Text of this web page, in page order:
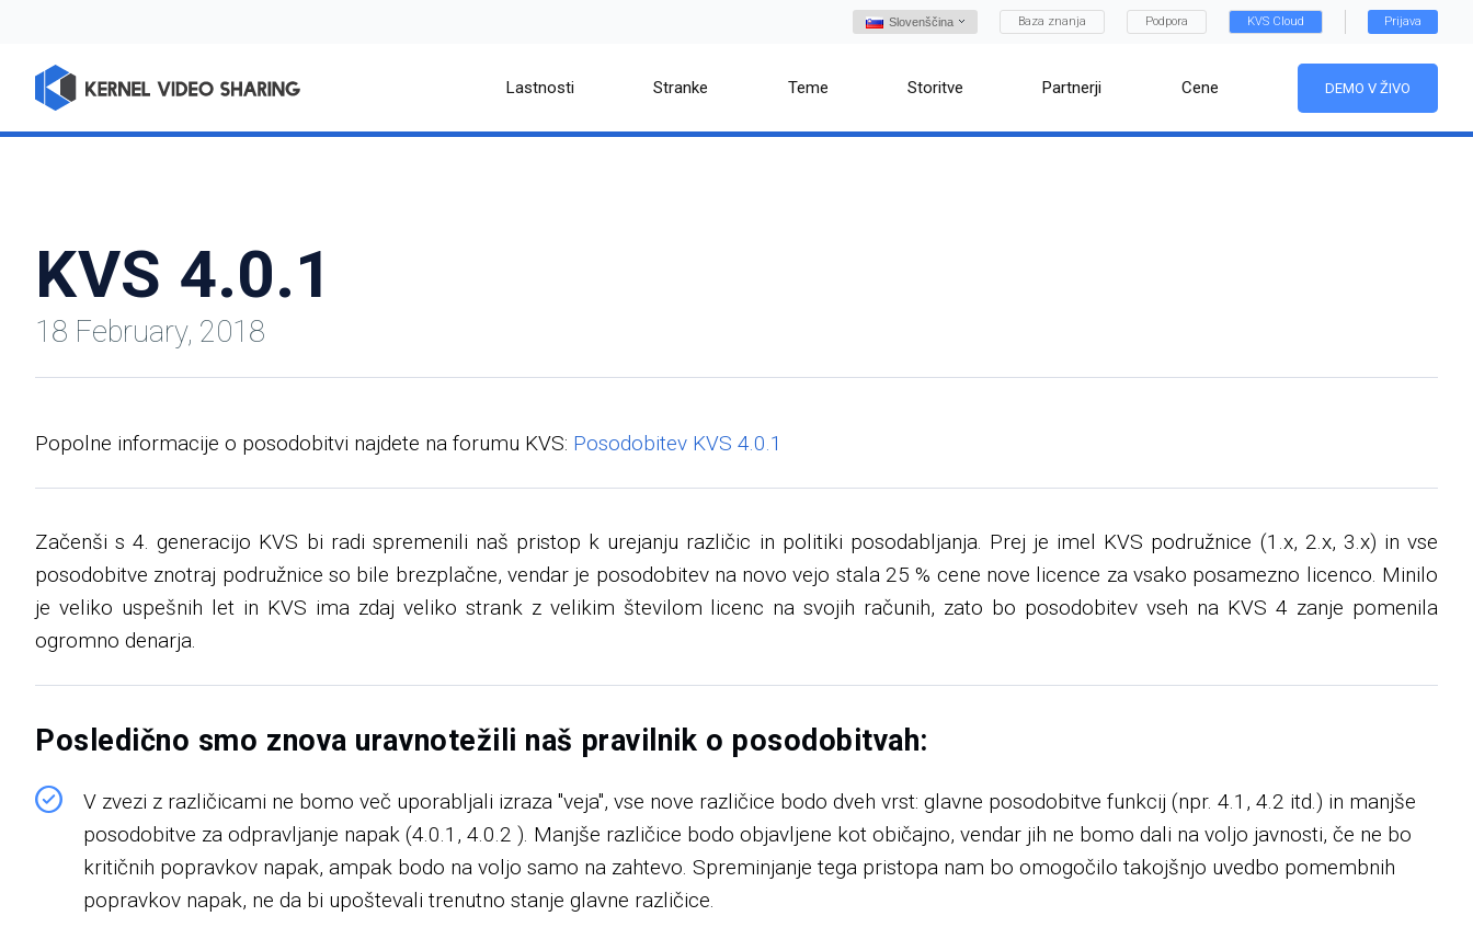
Slovenščina Baza znanja Podpora KVS Cloud Prijava
Lastnosti Stranke Teme Storitve Partnerji Cene DEMO V ŽIVO
KVS 4.0.1
18 February, 2018
Popolne informacije o posodobitvi najdete na forumu KVS: Posodobitev KVS 4.0.1
Začenši s 4. generacijo KVS bi radi spremenili naš pristop k urejanju različic in politiki posodabljanja. Prej je imel KVS podružnice (1.x, 2.x, 3.x) in vse
posodobitve znotraj podružnice so bile brezplačne, vendar je posodobitev na novo vejo stala 25 % cene nove licence za vsako posamezno licenco. Minilo
je veliko uspešnih let in KVS ima zdaj veliko strank z velikim številom licenc na svojih računih, zato bo posodobitev vseh na KVS 4 zanje pomenila
ogromno denarja.
Posledično smo znova uravnotežili naš pravilnik o posodobitvah:
V zvezi z različicami ne bomo več uporabljali izraza "veja", vse nove različice bodo dveh vrst: glavne posodobitve funkcij (npr. 4.1, 4.2 itd.) in manjše
posodobitve za odpravljanje napak (4.0.1, 4.0.2 ). Manjše različice bodo objavljene kot običajno, vendar jih ne bomo dali na voljo javnosti, če ne bo
kritičnih popravkov napak, ampak bodo na voljo samo na zahtevo. Spreminjanje tega pristopa nam bo omogočilo takojšnjo uvedbo pomembnih
popravkov napak, ne da bi upoštevali trenutno stanje glavne različice.